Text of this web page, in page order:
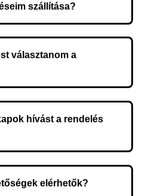
szállítása?
függ a szállítási címtől.
választanom a
hívást a rendelés
elérhetők?